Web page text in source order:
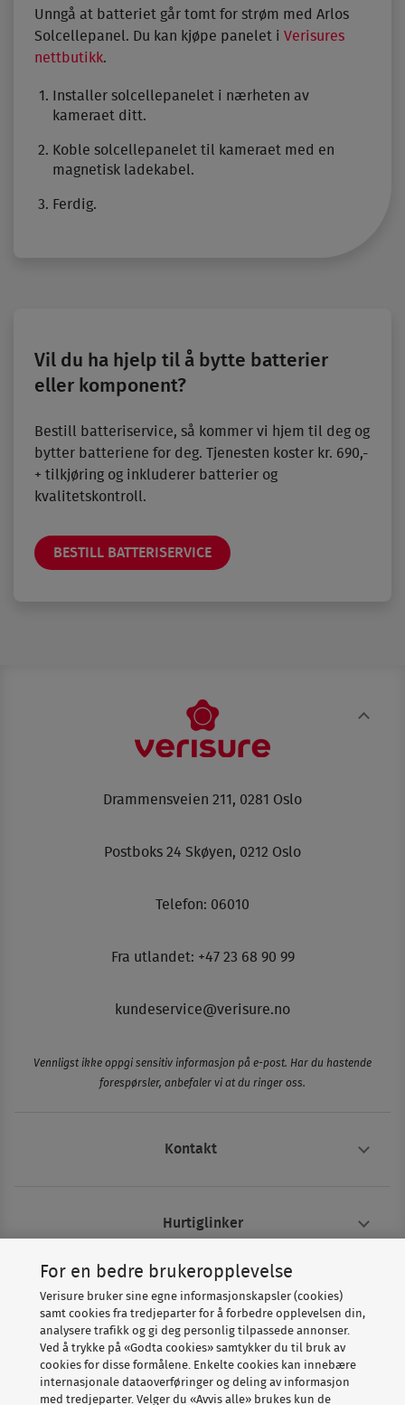
Unngå at batteriet går tomt for strøm med Arlos
Solcellepanel. Du kan kjøpe panelet i Verisures
nettbutikk.
Installer solcellepanelet i nærheten av
kameraet ditt.
Koble solcellepanelet til kameraet med en
magnetisk ladekabel.
Ferdig.
Vil du ha hjelp til å bytte batterier
eller komponent?
Bestill batteriservice, så kommer vi hjem til deg og
bytter batteriene for deg. Tjenesten koster kr. 690,-
+ tilkjøring og inkluderer batterier og
kvalitetskontroll.
BESTILL BATTERISERVICE
Drammensveien 211, 0281 Oslo
Postboks 24 Skøyen, 0212 Oslo
Telefon: 06010
Fra utlandet: +47 23 68 90 99
kundeservice@verisure.no
Vennligst ikke oppgi sensitiv informasjon på e-post. Har du hastende
forespørsler, anbefaler vi at du ringer oss.
Kontakt
Hurtiglinker
Om Verisure
For en bedre brukeropplevelse
Verisure bruker sine egne informasjonskapsler (cookies)
samt cookies fra tredjeparter for å forbedre opplevelsen din,
analysere trafikk og gi deg personlig tilpassede annonser.
Ved å trykke på «Godta cookies» samtykker du til bruk av
cookies for disse formålene. Enkelte cookies kan innebære
internasjonale dataoverføringer og deling av informasjon
med tredjeparter. Velger du «Avvis alle» brukes kun de